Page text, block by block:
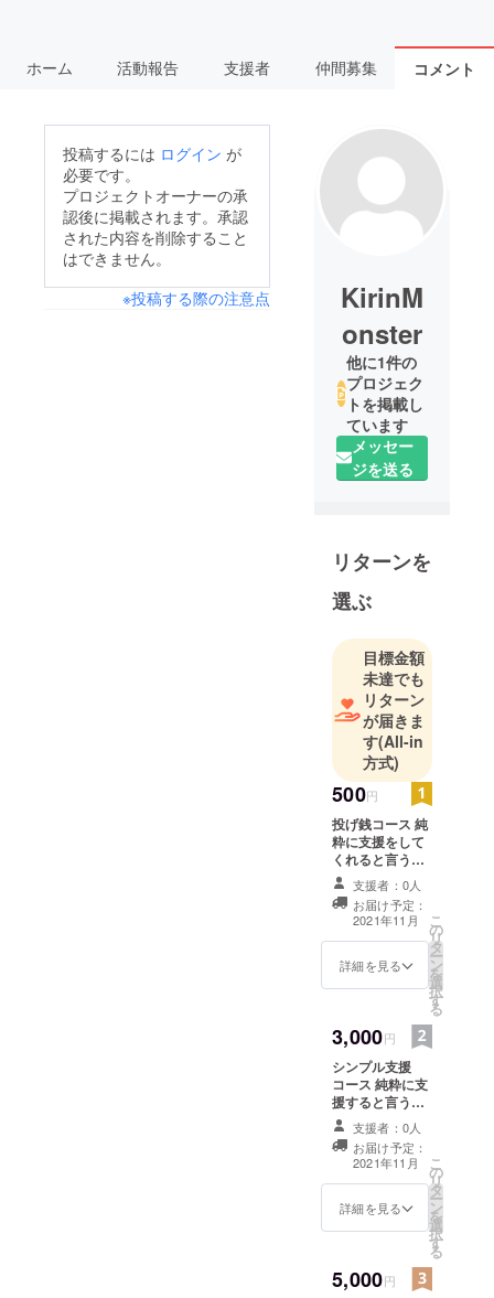
ホーム 活動報告 支援者 仲間募集 コメント
投稿するには ログイン が
必要です。
プロジェクトオーナーの承
認後に掲載されます。承認
された内容を削除すること
はできません。
※投稿する際の注意点
KirinM
onster
他に1件の
プロジェク
トを掲載し
ています
メッセー
ジを送る
リターンを
選ぶ
目標金額
未達でも
リターン
が届きま
す(All-in
方式)
500円
投げ銭コース 純
粋に支援をして
くれると言う方
向けのコースで
す。 お礼のメー
ルを送らせて頂
きます。
支援者：0人
お届け予定：
2021年11月
詳細を見る
こ
の
リ
タ
ー
ン
を
選
択
す
る
3,000円
シンプル支援
コース 純粋に支
援すると言う
コースです。 お
礼のメールを送
らさせて頂きま
す。
支援者：0人
お届け予定：
2021年11月
詳細を見る
こ
の
リ
タ
ー
ン
を
選
択
す
る
5,000円